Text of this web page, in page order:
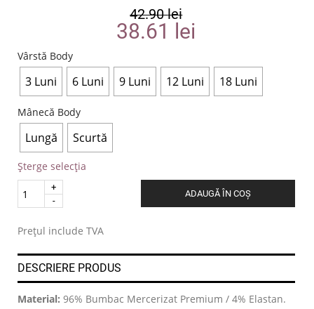
42.90lei
38.61 lei
Vârstă Body
3 Luni 6 Luni 9 Luni 12 Luni 18 Luni
Mânecă Body
Lungă Scurtă
Șterge selecția
Quantity
ADAUGĂ ÎN COȘ
Prețul include TVA
DESCRIERE PRODUS
Material: 96% Bumbac Mercerizat Premium / 4% Elastan.